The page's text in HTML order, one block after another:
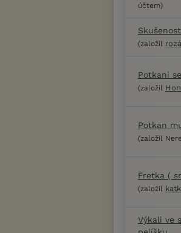
účtem)
(založil
Potkani
(založil
Potkan
(založil
Fretka (
(založil
Výkali ve